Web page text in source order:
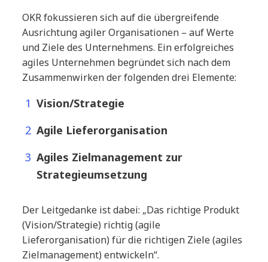
OKR fokussieren sich auf die übergreifende
Ausrichtung agiler Organisationen – auf Werte
und Ziele des Unternehmens. Ein erfolgreiches
agiles Unternehmen begründet sich nach dem
Zusammenwirken der folgenden drei Elemente:
Vision/Strategie
Agile Lieferorganisation
Agiles Zielmanagement zur
Strategieumsetzung
Der Leitgedanke ist dabei: „Das richtige Produkt
(Vision/Strategie) richtig (agile
Lieferorganisation) für die richtigen Ziele (agiles
Zielmanagement) entwickeln“.